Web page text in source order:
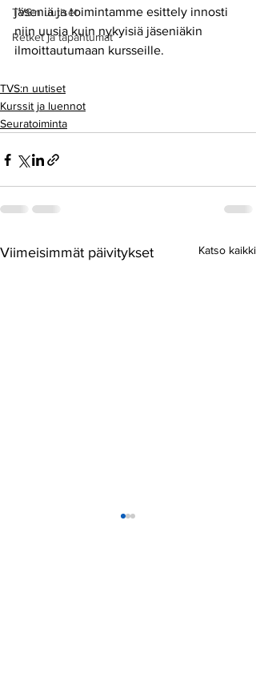
TVS:n uutiset
Retket ja tapahtumat
jäseniä ja toimintamme esittely innosti
niin uusia kuin nykyisiä jäseniäkin
ilmoittautumaan kursseille.
TVS:n uutiset
Kurssit ja luennot
Seuratoiminta
Viimeisimmät päivitykset Katso kaikki